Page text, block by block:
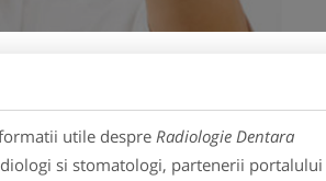
utile despre Radiologie Dentara
si stomatologi, partenerii portalului